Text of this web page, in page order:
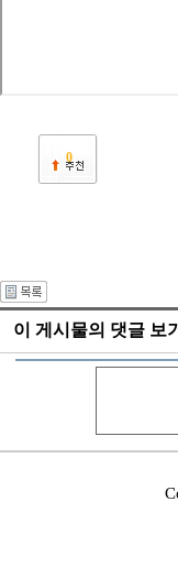
0
이 게시물의 댓글 보기